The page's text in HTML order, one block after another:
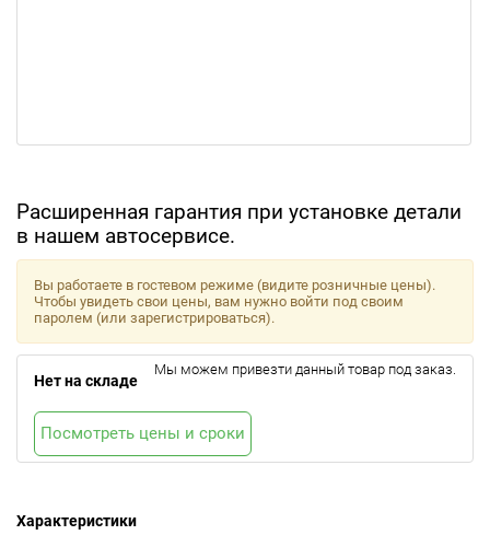
Расширенная гарантия при установке детали
в нашем автосервисе.
Характеристики
Вы работаете в гостевом режиме (видите розничные цены).
Чтобы увидеть свои цены, вам нужно войти под своим
паролем (или зарегистрироваться).
Нет на складе
Мы можем привезти данный товар под заказ.
Посмотреть цены и сроки